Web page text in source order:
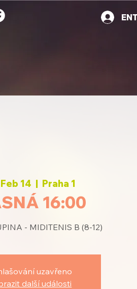
14
  |
Praha 1
16:00
- MIDITENIS B (8-12)
uzavřeno
další události